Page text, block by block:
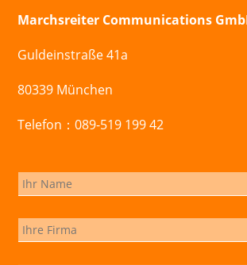
Marchsreiter Communications
Guldeinstraße 41a
80339 München
Telefon：089-519 199 42